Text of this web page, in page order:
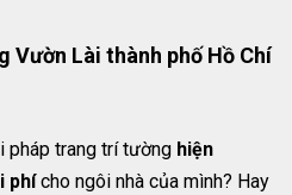
Vườn Lài thành phố Hồ Chí
pháp trang trí tường hiện
phícho ngôi nhà của mình? Hay